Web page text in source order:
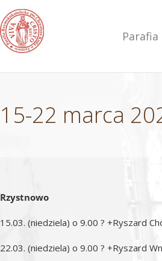
Parafia
15-22 marca
Rzystnowo
15.03. (niedziela) o 9.00 ? +Ryszard
22.03. (niedziela) o 9.00 ? +Ryszard